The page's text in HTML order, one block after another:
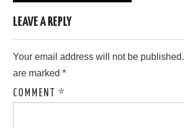
LEAVE A REPLY
Your email address will not be published.
are marked*
COMMENT*